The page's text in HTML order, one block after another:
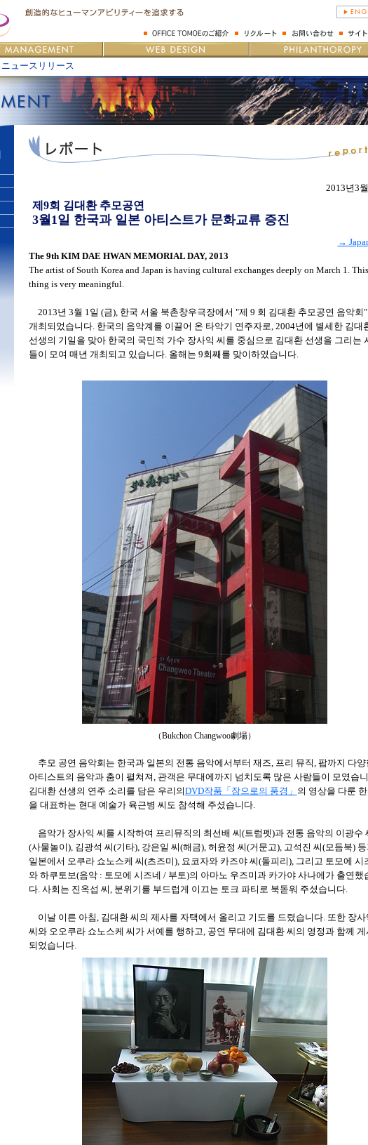
ニュースリリース
2013년3
제9회 김대환 추모공연
3월1일 한국과 일본 아티스트가 문화교류 증진
→
The 9th KIM DAE HWAN MEMORIAL DAY, 2013
The artist of South Korea and Japan is having cultural exchanges deeply on March 1. This
thing is very meaningful.
2013년 3월 1일 (금), 한국 서울 북촌창우극장에서 "제 9 회 김대환 추모공연 음악회
개최되었습니다. 한국의 음악계를 이끌어 온 타악기 연주자로, 2004년에 별세한 김대
선생의 기일을 맞아 한국의 국민적 가수 장사익 씨를 중심으로 김대환 선생을 그리는
들이 모여 매년 개최되고 있습니다. 올해는 9회째를 맞이하였습니다.
（Bukchon Changwoo劇場）
추모 공연 음악회는 한국과 일본의 전통 음악에서부터 재즈, 프리 뮤직, 팝까지 다양
아티스트의 음악과 춤이 펼쳐져, 관객은 무대에까지 넘치도록 많은 사람들이 모였습
김대환 선생의 연주 소리를 담은 우리의DVD작품「잠으로의 풍경」 의 영상을 다룬
을 대표하는 현대 예술가 육근병 씨도 참석해 주셨습니다.
음악가 장사익 씨를 시작하여 프리뮤직의 최선배 씨(트럼펫)과 전통 음악의 이광수
(사물놀이), 김광석 씨(기타), 강은일 씨(해금), 허윤정 씨(거문고), 고석진 씨(모듬북)
일본에서 오쿠라 쇼노스케 씨(츠즈미), 요코자와 카즈야 씨(돌피리), 그리고 토모에 시
와 하쿠토보(음악 : 토모에 시즈네 / 부토)의 아마노 우즈미과 카가야 사나에가 출연했
다. 사회는 진옥섭 씨, 분위기를 부드럽게 이끄는 토크 파티로 북돋워 주셨습니다.
이날 이른 아침, 김대환 씨의 제사를 자택에서 올리고 기도를 드렸습니다. 또한 장사
씨와 오오쿠라 쇼노스케 씨가 서예를 행하고, 공연 무대에 김대환 씨의 영정과 함께 게
되었습니다.